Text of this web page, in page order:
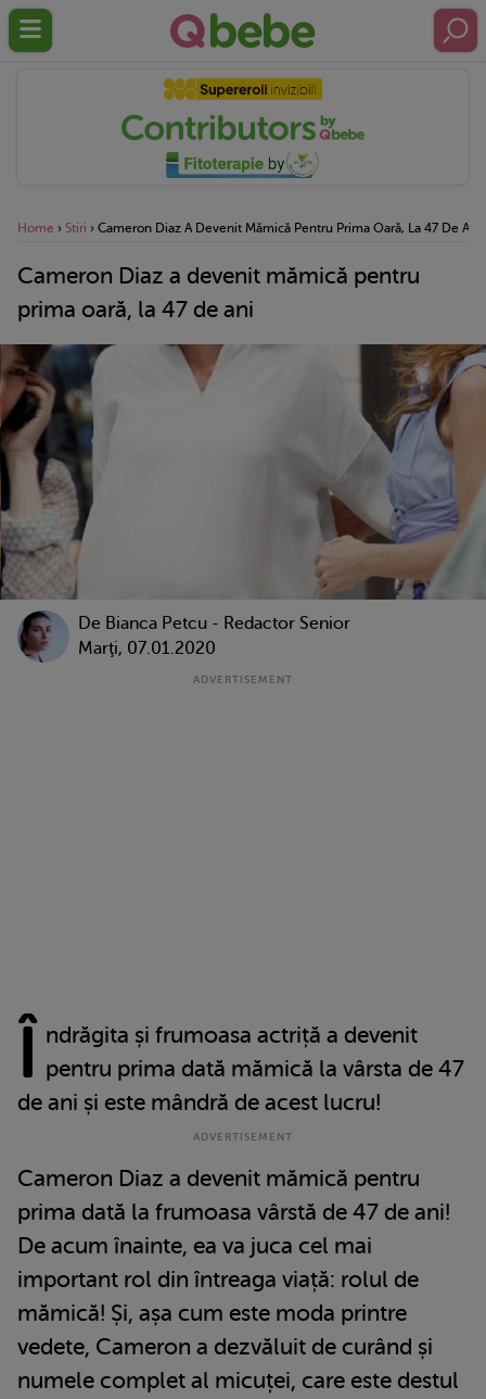
Home › Stiri › Cameron Diaz A Devenit Mămică Pentru Prima Oară, La 47 De Ani
Cameron Diaz a devenit mămică pentru
prima oară, la 47 de ani
De Bianca Petcu - Redactor Senior
Marţi, 07.01.2020
Î ndrăgita și frumoasa actriță a devenit
pentru prima dată mămică la vârsta de 47
de ani și este mândră de acest lucru!
Cameron Diaz a devenit mămică pentru
prima dată la frumoasa vârstă de 47 de ani!
De acum înainte, ea va juca cel mai
important rol din întreaga viață: rolul de
mămică! Și, așa cum este moda printre
vedete, Cameron a dezvăluit de curând și
numele complet al micuței, care este destul